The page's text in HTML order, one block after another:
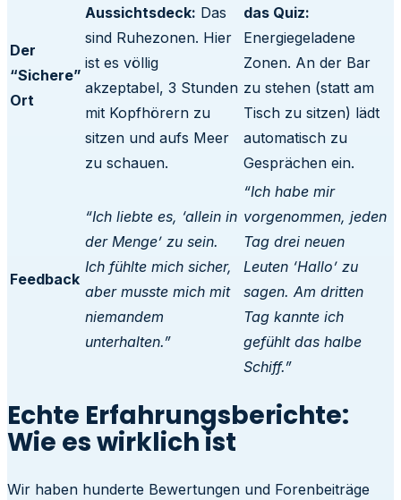
Der
“Sichere”
Ort
Aussichtsdeck: Das
sind Ruhezonen. Hier
ist es völlig
akzeptabel, 3 Stunden
mit Kopfhörern zu
sitzen und aufs Meer
zu schauen.
das Quiz:
Energiegeladene
Zonen. An der Bar
zu stehen (statt am
Tisch zu sitzen) lädt
automatisch zu
Gesprächen ein.
Feedback
“Ich liebte es, ‘allein in
der Menge’ zu sein.
Ich fühlte mich sicher,
aber musste mich mit
niemandem
unterhalten.”
“Ich habe mir
vorgenommen, jeden
Tag drei neuen
Leuten ‘Hallo’ zu
sagen. Am dritten
Tag kannte ich
gefühlt das halbe
Schiff.”
Echte Erfahrungsberichte:
Wie es wirklich ist
Wir haben hunderte Bewertungen und Forenbeiträge